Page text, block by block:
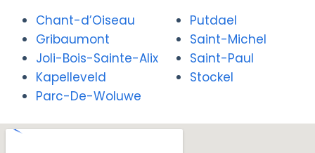
Chant-d’Oiseau
Gribaumont
Joli-Bois-Sainte-Alix
Kapelleveld
Parc-De-Woluwe
Putdael
Saint-Michel
Saint-Paul
Stockel